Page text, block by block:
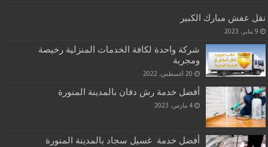
نقل عفش مبارك الكبير
9 يناير، 2023
شركة واحدة لكافة الخدمات المنزلية رخيصة
ومجربة
20 أغسطس، 2022
أفضل خدمة رش دفان بالمدينة المنورة
4 مارس، 2023
أفضل خدمة غسيل سجاد بالمدينة المنورة